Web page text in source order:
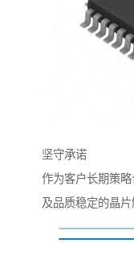
坚守承诺
作为客户长期策
及品质稳定的晶